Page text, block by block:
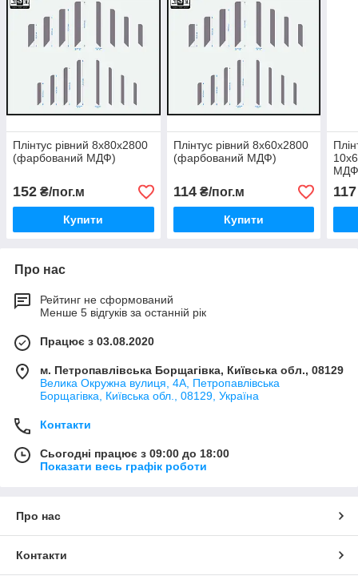
Плінтус рівний 8х80х2800
(фарбований МДФ)
152 ₴/пог.м
Купити
Плінтус рівний 8х60х2800
(фарбований МДФ)
114₴/пог.м
Купити
117
Про нас
Рейтинг не сформований
Менше 5 відгуків за останній рік
Працює з 03.08.2020
м. Петропавлівська Борщагівка, Київська обл., 08129
Велика Окружна вулиця, 4А, Петропавлівська
Борщагівка, Київська обл., 08129, Україна
Контакти
Сьогодні працює з 09:00 до 18:00
Показати весь графік роботи
Про нас
Контакти